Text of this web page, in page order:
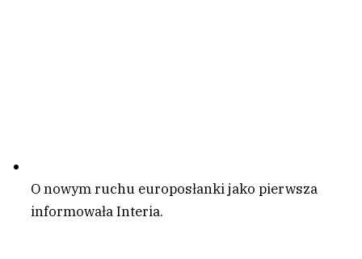
O nowym ruchu europosłanki jako pierwsza
informowała Interia.